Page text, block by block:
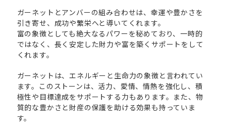
ガーネットとアンバーの組み合わせは、幸運や豊かさを
引き寄せ、成功や繁栄へと導いてくれます。
富の象徴としても絶大なるパワーを秘めており、一時的
ではなく、長く安定した財力や富を築くサポートをして
くれます。
ガーネットは、エネルギーと生命力の象徴と言われてい
ます。このストーンは、活力、愛情、情熱を強化し、積
極性や目標達成をサポートする力もあります。また、物
質的な豊かさと財産の保護を助ける効果も持っていま
す。